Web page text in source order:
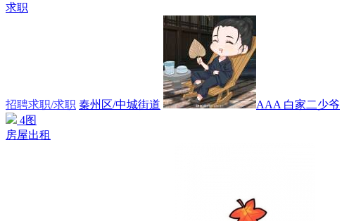
求职
招聘求职/求职 秦州区/中城街道 AAA 白家二少爷
4图
房屋出租